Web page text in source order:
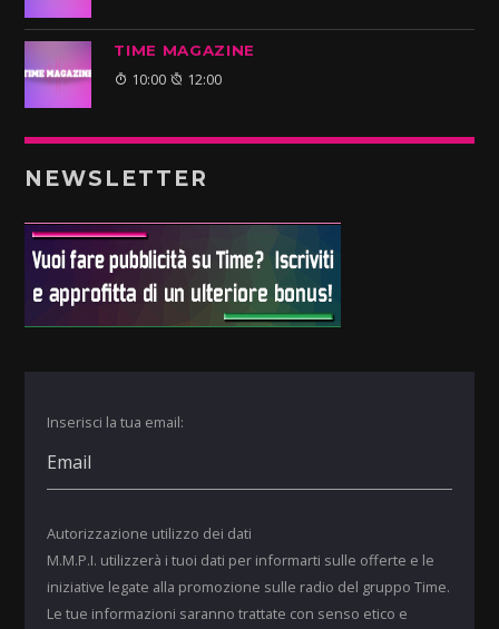
TIME MAGAZINE
10:00 12:00
NEWSLETTER
Inserisci la tua email:
Autorizzazione utilizzo dei dati
M.M.P.I. utilizzerà i tuoi dati per informarti sulle offerte e le
iniziative legate alla promozione sulle radio del gruppo Time.
Le tue informazioni saranno trattate con senso etico e